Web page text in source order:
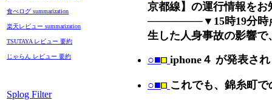
食べログ summarization
楽天レビュー summarization
TSUTAYA レビュー 要約
じゃらん レビュー 要約
Splog Filter
京都線】の運行情報をお
───────▼15時19分時
生した人身事故の影響
○■ iphone４ が発表さ
○■ これでも、錦糸町